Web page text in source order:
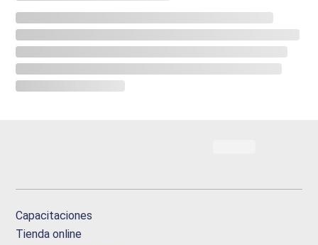
Capacitaciones
Tienda online